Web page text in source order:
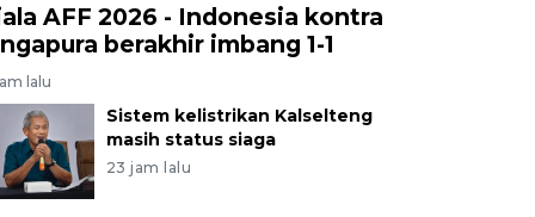
AFF 2026 - Indonesia kontra
berakhir imbang 1-1
lalu
Sistem kelistrikan Kalselteng
masih status siaga
23 jam lalu